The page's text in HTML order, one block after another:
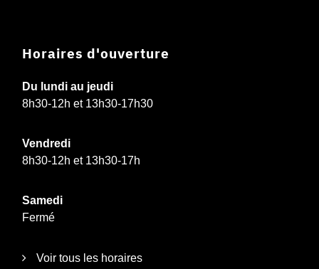
Horaires d'ouverture
Du lundi au jeudi
8h30-12h et 13h30-17h30
Vendredi
8h30-12h et 13h30-17h
Samedi
Fermé
Voir tous les horaires